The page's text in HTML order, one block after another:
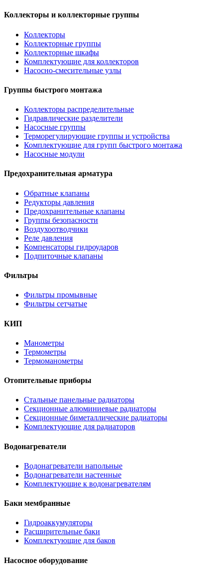
Коллекторы и коллекторные группы
Коллекторы
Коллекторные группы
Коллекторные шкафы
Комплектующие для коллекторов
Насосно-смесительные узлы
Группы быстрого монтажа
Коллекторы распределительные
Гидравлические разделители
Насосные группы
Терморегулирующие группы и устройства
Комплектующие для групп быстрого монтажа
Насосные модули
Предохранительная арматура
Обратные клапаны
Редукторы давления
Предохранительные клапаны
Группы безопасности
Воздухоотводчики
Реле давления
Компенсаторы гидроударов
Подпиточные клапаны
Фильтры
Фильтры промывные
Фильтры сетчатые
КИП
Манометры
Термометры
Термоманометры
Отопительные приборы
Стальные панельные радиаторы
Секционные алюминиевые радиаторы
Секционные биметаллические радиаторы
Комплектующие для радиаторов
Водонагреватели
Водонагреватели напольные
Водонагреватели настенные
Комплектующие к водонагревателям
Баки мембранные
Гидроаккумуляторы
Расширительные баки
Комплектующие для баков
Насосное оборудование